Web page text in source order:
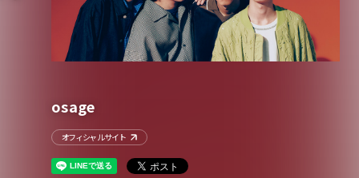
osage
オフィシャルサイト